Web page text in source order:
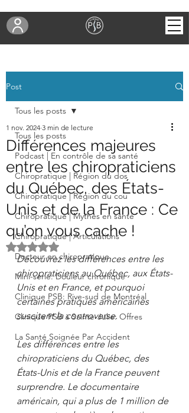
Post
Tous les posts
Podcast | En contrôle de sa santé
Chiropratique | Région du dos
Chiropratique | Région du cou
Chiropratique | Mythes en santé
Chiropratique | Articulations
Docteur en chiropratique
Mini-série: Douleur chronique
Clinique PSB: Rive-sud de Montréal
Clinique PSB à Sainte-Julie: Offres
La Santé Soignée Par Accident
Tous les posts
Différences majeures
entre les chiropraticiens
du Québec, des États-
Unis et de la France : Ce
qu’on vous cache !
1 nov. 2024 3 min de lecture
Noté NaN étoiles sur 5.
Découvrez les différences entre les
chiropraticiens au Québec, aux États-
Unis et en France, et pourquoi
certaines pratiques américaines
suscitent la controverse.
Les différences entre les
chiropraticiens du Québec, des
États-Unis et de la France peuvent
surprendre. Le documentaire
américain, qui a plus de 1 million de